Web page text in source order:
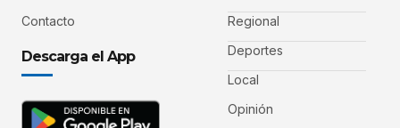
Contacto
Descarga el App
Regional
Deportes
Local
Opinión